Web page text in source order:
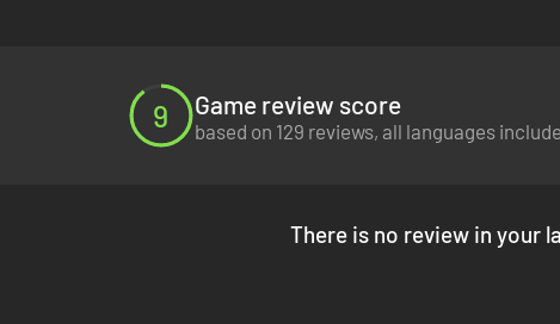
9 Game review score
based on 129 reviews, all languages
There is no review in your